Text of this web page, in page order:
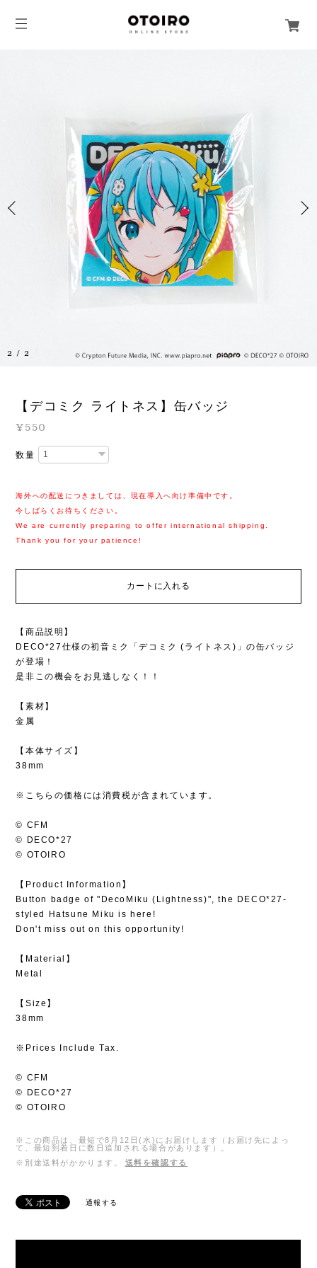
1/ 2
【デコミク ライトネス】缶バッジ
¥550
数量
海外への配送につきましては、現在導入へ向け準備中です。
今しばらくお待ちください。
We are currently preparing to offer international shipping.
Thank you for your patience!
カートに入れる
【商品説明】
DECO*27仕様の初音ミク「デコミク (ライトネス)」の缶バッジ
が登場！
是非この機会をお見逃しなく！！
【素材】
金属
【本体サイズ】
38mm
※こちらの価格には消費税が含まれています。
© CFM
© DECO*27
© OTOIRO
【Product Information】
Button badge of "DecoMiku (Lightness)", the DECO*27-
styled Hatsune Miku is here!
Don't miss out on this opportunity!
【Material】
Metal
【Size】
38mm
※Prices Include Tax.
© CFM
© DECO*27
© OTOIRO
※この商品は、最短で8月12日(水)にお届けします（お届け先によっ
て、最短到着日に数日追加される場合があります）。
※別途送料がかかります。
送料を確認する
通報する